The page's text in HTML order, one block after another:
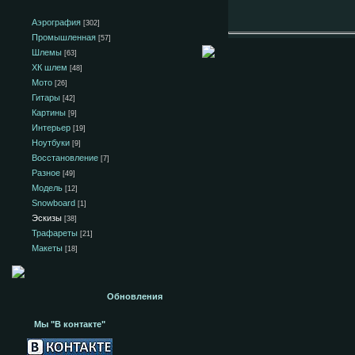
Аэрография [302]
Промышленная [57]
Шлемы [63]
ХК шлем [48]
Мото [26]
Гитары [42]
Картины [9]
Интерьер [19]
Ноутбуки [9]
Восстановление [7]
Разное [49]
Модель [12]
Snowboard [1]
Эскизы [38]
Трафареты [21]
Макеты [18]
Обновления
Мы "В контакте"